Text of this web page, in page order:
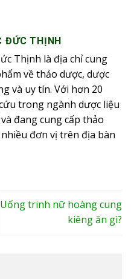
ĐỨC THỊNH
Thịnh là địa chỉ cung
về thảo dược, dược
và uy tín. Với hơn 20
trong ngành dược liệu
đang cung cấp thảo
đơn vị trên địa bàn
Uống trinh nữ hoàng cung
kiêng ăn gì?